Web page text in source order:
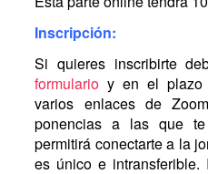
Inscripción:
Si quieres inscribirte
formulario y en el plazo
varios enlaces de
ponencias a las que
permitirá conectarte a la
es único e intransferible.